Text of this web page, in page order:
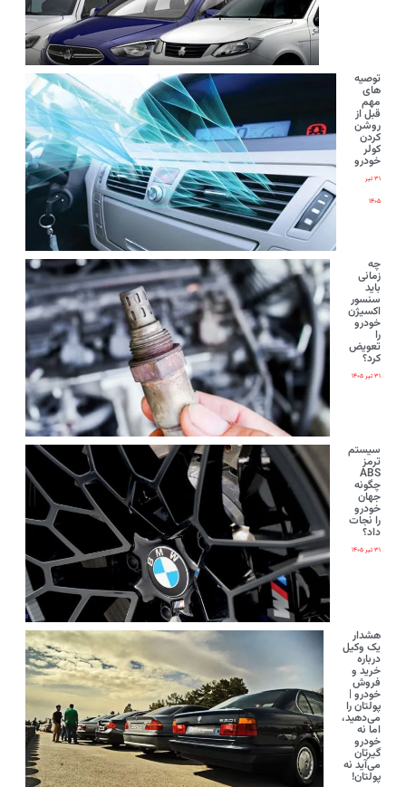
توصیه
های
مهم
قبل از
روشن
کردن
کولر
خودرو
۳۱ تیر
۱۴۰۵
چه
زمانی
باید
سنسور
اکسیژن
خودرو
را
تعویض
کرد؟
۳۱ تیر ۱۴۰۵
سیستم
ترمز
ABS
چگونه
جهان
خودرو
را نجات
داد؟
۳۱ تیر ۱۴۰۵
هشدار
یک وکیل
درباره
خرید و
فروش
خودرو |
پولتان را
می‌دهید،
اما نه
خودرو
گیرتان
می‌آید نه
پولتان!